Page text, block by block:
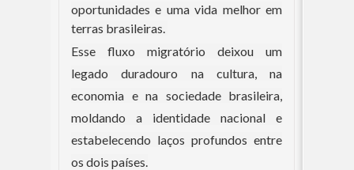
oportunidades e uma vida melhor em
terras brasileiras.
Esse fluxo migratório deixou um
legado duradouro na cultura, na
economia e na sociedade brasileira,
moldando a identidade nacional e
estabelecendo laços profundos entre
os dois países.